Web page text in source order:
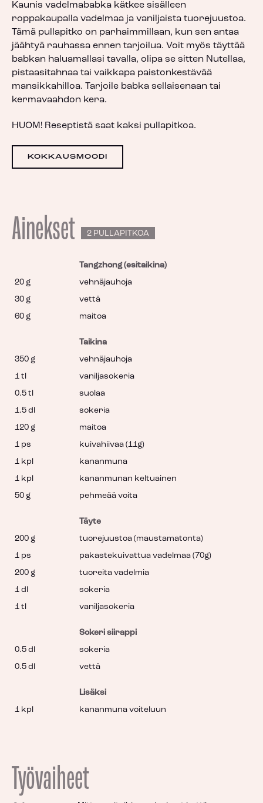
Kaunis vadelmababka kätkee sisälleen
roppakaupalla vadelmaa ja vaniljaista tuorejuustoa.
Tämä pullapitko on parhaimmillaan, kun sen antaa
jäähtyä rauhassa ennen tarjoilua. Voit myös täyttää
babkan haluamallasi tavalla, olipa se sitten Nutellaa,
pistaasitahnaa tai vaikkapa paistonkestävää
mansikkahilloa. Tarjoile babka sellaisenaan tai
kermavaahdon kera.
HUOM! Reseptistä saat kaksi pullapitkoa.
KOKKAUSMOODI
Ainekset 2 PULLAPITKOA
Tangzhong (esitaikina)
vehnäjauhoja
20 g
vettä
30 g
maitoa
60 g
Taikina
vehnäjauhoja
350 g
vaniljasokeria
1 tl
suolaa
0.5 tl
sokeria
1.5 dl
maitoa
120 g
kuivahiivaa (11g)
1 ps
kananmuna
1 kpl
kananmunan keltuainen
1 kpl
pehmeää voita
50 g
Täyte
tuorejuustoa (maustamatonta)
200 g
pakastekuivattua vadelmaa (70g)
1 ps
tuoreita vadelmia
200 g
sokeria
1 dl
vaniljasokeria
1 tl
Sokeri siirappi
sokeria
0.5 dl
vettä
0.5 dl
Lisäksi
kananmuna voiteluun
1 kpl
Työvaiheet